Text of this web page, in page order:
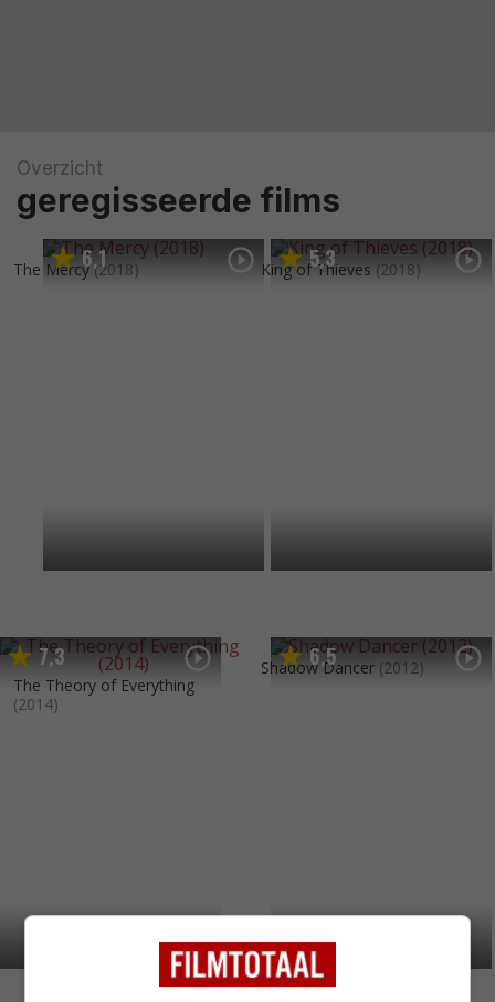
Overzicht
geregisseerde films
6,1
The Mercy (2018) 5,3
King of Thieves (2018)
7,3
The Theory of Everything
(2014)
6,5
Shadow Dancer (2012)